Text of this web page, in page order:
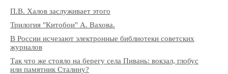
П.В. Халов заслуживает этого
Трилогия "Китобои" А. Вахова.
В России исчезают электронные библиотеки советских
журналов
Так что же стояло на берегу села Пивань: вокзал, глобус
или памятник Сталину?